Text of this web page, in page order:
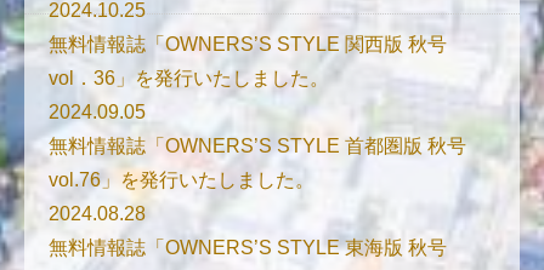
2024.10.25
無料情報誌「OWNERS’S STYLE 関西版 秋号
vol．36」を発行いたしました。
2024.09.05
無料情報誌「OWNERS’S STYLE 首都圏版 秋号
vol.76」を発行いたしました。
2024.08.28
無料情報誌「OWNERS’S STYLE 東海版 秋号